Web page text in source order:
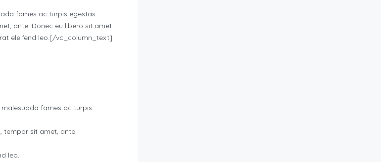
fames ac turpis egestas.
ante. Donec eu libero sit amet
eleifend leo.[/vc_column_text]
fames ac turpis
tempor sit amet, ante.
leo.